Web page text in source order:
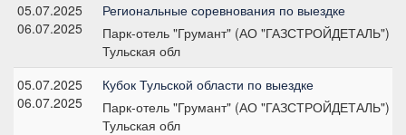
05.07.2025
06.07.2025
Региональные соревнования по выездке
Парк-отель "Грумант" (АО "ГАЗСТРОЙДЕТАЛЬ")
Тульская обл
05.07.2025
06.07.2025
Кубок Тульской области по выездке
Парк-отель "Грумант" (АО "ГАЗСТРОЙДЕТАЛЬ")
Тульская обл